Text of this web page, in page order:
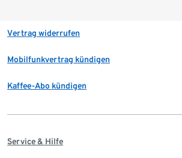
Vertrag widerrufen
Mobilfunkvertrag kündigen
Kaffee-Abo kündigen
Service & Hilfe